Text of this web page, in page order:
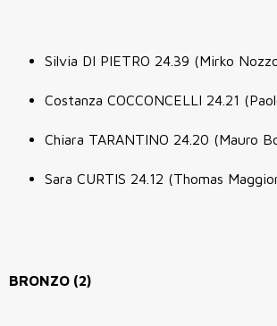
Silvia DI PIETRO 24.39 (Mirko
Costanza COCCONCELLI 24.21
Chiara TARANTINO 24.20 (Mauro
Sara CURTIS 24.12 (Thomas
BRONZO (2)